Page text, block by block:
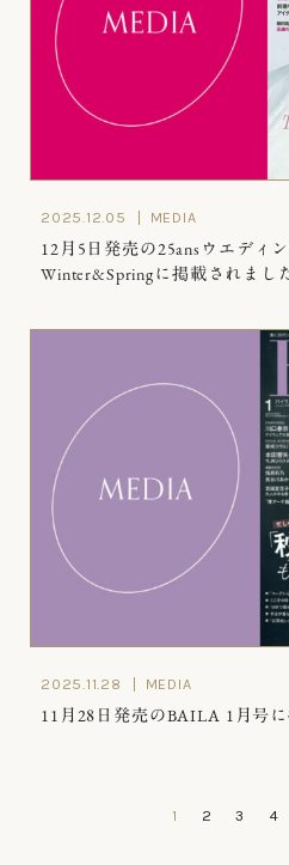
2025.12.05 MEDIA
12月5日発売の25ansウエディ
Winter&Springに掲載されまし
2025.11.28 MEDIA
11月28日発売のBAILA 1月号に
1 2 3 4